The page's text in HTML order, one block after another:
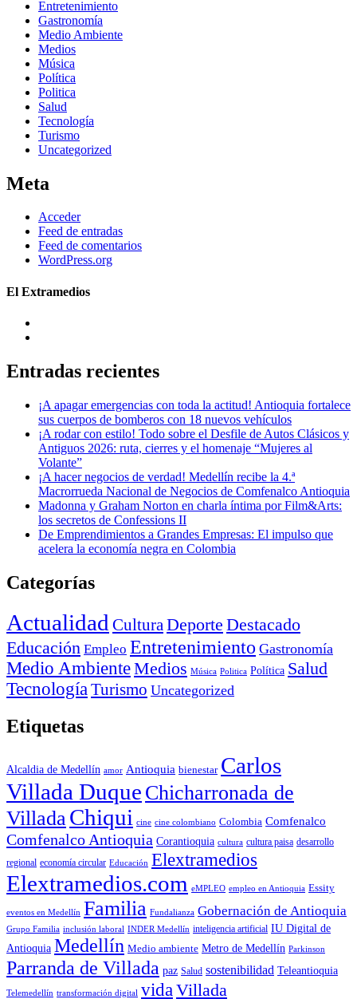
Entretenimiento
Gastronomía
Medio Ambiente
Medios
Música
Política
Politica
Salud
Tecnología
Turismo
Uncategorized
Meta
Acceder
Feed de entradas
Feed de comentarios
WordPress.org
El Extramedios
Entradas recientes
¡A apagar emergencias con toda la actitud! Antioquia fortalece
sus cuerpos de bomberos con 18 nuevos vehículos
¡A rodar con estilo! Todo sobre el Desfile de Autos Clásicos y
Antiguos 2026: ruta, cierres y el homenaje “Mujeres al
Volante”
¡A hacer negocios de verdad! Medellín recibe la 4.ª
Macrorrueda Nacional de Negocios de Comfenalco Antioquia
Madonna y Graham Norton en charla íntima por Film&Arts:
los secretos de Confessions II
De Emprendimientos a Grandes Empresas: El impulso que
acelera la economía negra en Colombia
Categorías
Actualidad Cultura Deporte Destacado
Educación Empleo Entretenimiento Gastronomía
Medio AmbienteMedios Música Politica Política Salud
Tecnología Turismo Uncategorized
Etiquetas
Alcaldia de Medellín amor Antioquia bienestar Carlos
Villada Duque Chicharronada de
VilladaChiqui cine cine colombiano Colombia Comfenalco
Comfenalco Antioquia Corantioquia cultura cultura paisa desarrollo
regional economía circular Educación Elextramedios
Elextramedios.com eMPLEO empleo en Antioquia Essity
eventos en Medellín Familia Fundalianza Gobernación de Antioquia
Grupo Familia inclusión laboral INDER Medellín inteligencia artificial IU Digital de
Antioquia Medellín Medio ambiente Metro de Medellín Parkinson
Parranda de Villada paz Salud sostenibilidad Teleantioquia
Telemedellín transformación digital vidaVillada